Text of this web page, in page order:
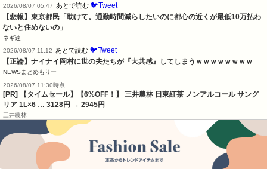
2026/08/07 05:47
あとで読む 🐦Tweet
【悲報】東京都民「助けて。通勤時間減らしたいのに都心の近くが最低10万払わ
ないと住めないの」
ネギ速
2026/08/07 11:12
あとで読む 🐦Tweet
【正論】ナイナイ岡村に世の夫たちが『大共感』してしまうｗｗｗｗｗｗｗｗ
NEWSまとめもりー
2026/08/07 11:30時点
[PR] 【タイムセール】【6%OFF！】 三井農林 日東紅茶 ノンアルコール サング
リア 1L×6 … 3128円 → 2945円
三井農林